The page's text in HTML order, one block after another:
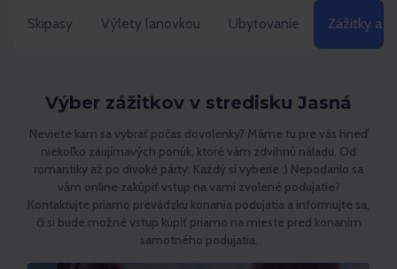
Skipasy Výlety lanovkou Ubytovanie Zážitky a
Výber zážitkov v stredisku Jasná
Neviete kam sa vybrať počas dovolenky? Máme tu pre vás hneď
niekoľko zaujímavých ponúk, ktoré vám zdvihnú náladu. Od
romantiky až po divoké párty. Každý si vyberie :) Nepodarilo sa
vám online zakúpiť vstup na vami zvolené podujatie?
Kontaktujte priamo prevádzku konania podujatia a informujte sa,
či si bude možné vstup kúpiť priamo na mieste pred konaním
samotného podujatia.